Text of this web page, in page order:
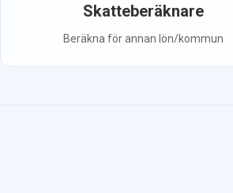
Skatteberäknare
Beräkna för annan lön/kommun